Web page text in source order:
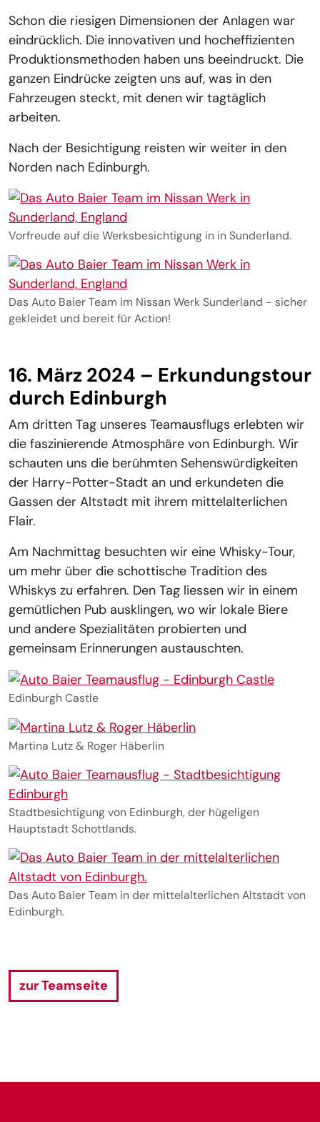
Schon die riesigen Dimensionen der Anlagen war
eindrücklich. Die innovativen und hocheffizienten
Produktionsmethoden haben uns beeindruckt. Die
ganzen Eindrücke zeigten uns auf, was in den
Fahrzeugen steckt, mit denen wir tagtäglich
arbeiten.
Nach der Besichtigung reisten wir weiter in den
Norden nach Edinburgh.
Show larger version for:
Vorfreude auf die Werksbesichtigung in in Sunderland.
Show larger version for:
Das Auto Baier Team im Nissan Werk Sunderland - sicher
gekleidet und bereit für Action!
16. März 2024 – Erkundungstour
durch Edinburgh
Am dritten Tag unseres Teamausflugs erlebten wir
die faszinierende Atmosphäre von Edinburgh. Wir
schauten uns die berühmten Sehenswürdigkeiten
der Harry-Potter-Stadt an und erkundeten die
Gassen der Altstadt mit ihrem mittelalterlichen
Flair.
Am Nachmittag besuchten wir eine Whisky-Tour,
um mehr über die schottische Tradition des
Whiskys zu erfahren. Den Tag liessen wir in einem
gemütlichen Pub ausklingen, wo wir lokale Biere
und andere Spezialitäten probierten und
gemeinsam Erinnerungen austauschten.
Show larger version for:
Edinburgh Castle
Show larger version for:
Martina Lutz & Roger Häberlin
Show larger version for:
Stadtbesichtigung von Edinburgh, der hügeligen
Hauptstadt Schottlands.
Show larger version for:
Das Auto Baier Team in der mittelalterlichen Altstadt von
Edinburgh.
zur Teamseite